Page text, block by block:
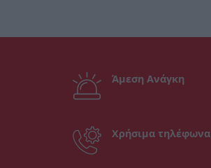
Άμεση Ανάγκη
Χρήσιμα τηλέφωνα